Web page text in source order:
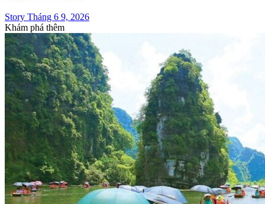
Story Tháng 6 9, 2026
Khám phá thêm